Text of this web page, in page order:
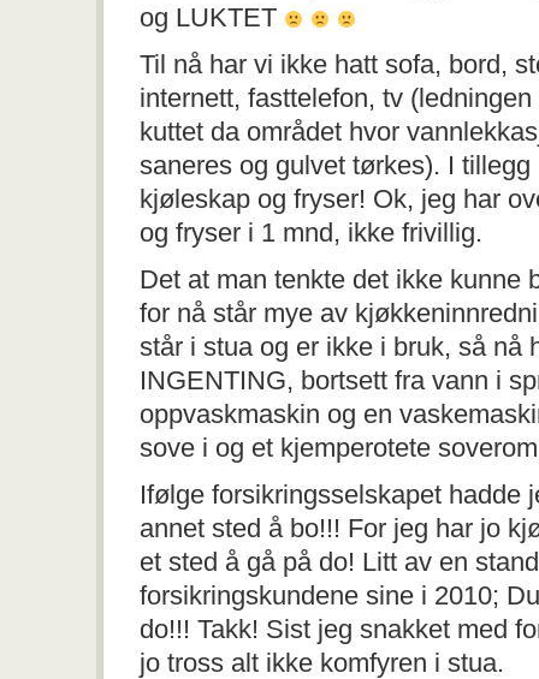
og LUKTET
Til nå har vi ikke hatt sofa, bord,
internett, fasttelefon, tv
kuttet da området hvor
saneres og gulvet tørkes). I
kjøleskap og fryser! Ok, jeg har
og fryser i 1 mnd, ikke frivillig.
Det at man tenkte det ikke kunne
for nå står mye av
står i stua og er ikke i bruk, så nå
INGENTING, bortsett fra vann i
oppvaskmaskin og en
sove i og et kjemperotete
Ifølge forsikringsselskapet hadde
annet sted å bo!!! For jeg har jo
et sted å gå på do! Litt av en
forsikringskundene sine i 2010;
do!!! Takk! Sist jeg snakket med
jo tross alt ikke komfyren i stua.